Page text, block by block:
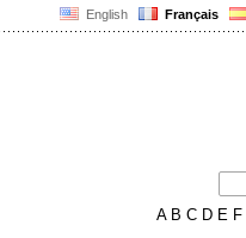
English Français
AB C D E F